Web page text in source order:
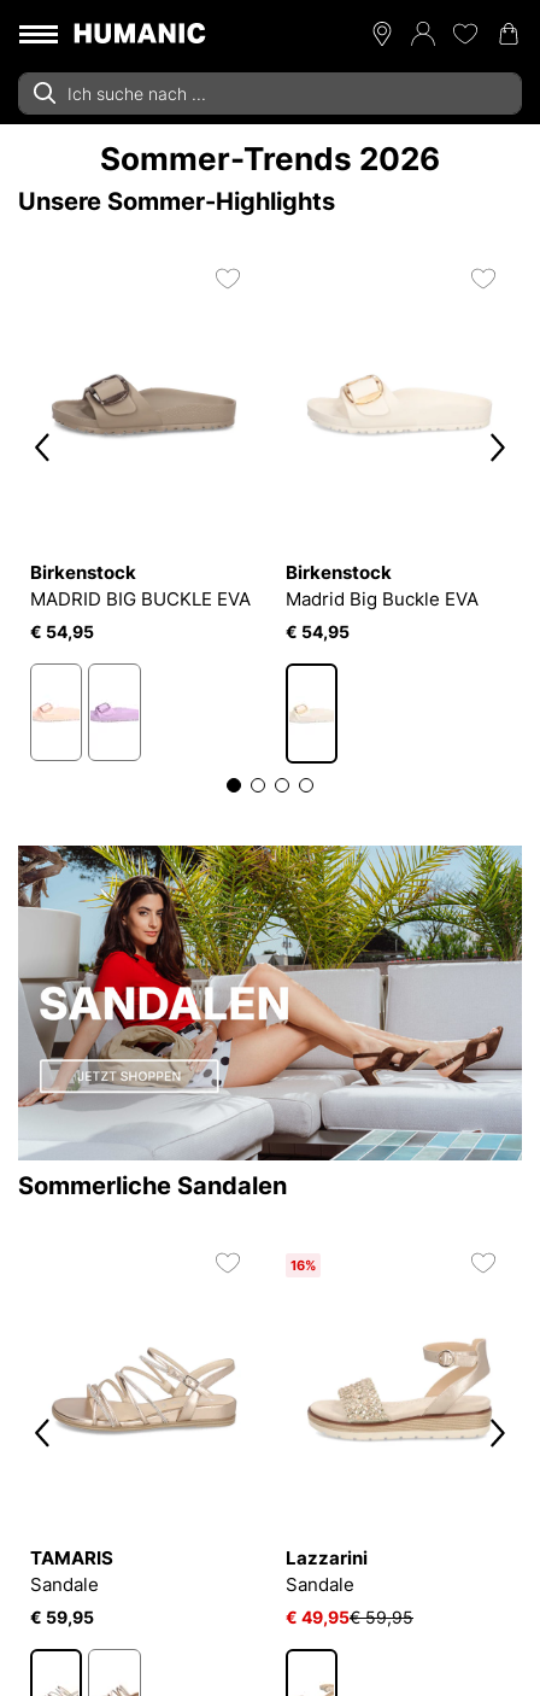
Sommer-Trends 2026
Unsere Sommer-Highlights
Birkenstock
MADRID BIG BUCKLE EVA
€ 54,95
Birkenstock
Madrid Big Buckle EVA
€ 54,95
Sommerliche Sandalen
TAMARIS
Sandale
€ 59,95
16%
Lazzarini
Sandale
€ 49,95€ 59,95